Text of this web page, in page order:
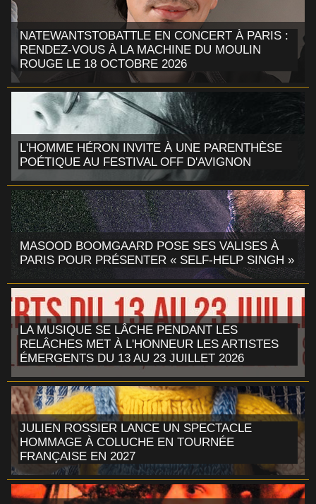
NATEWANTSTOBATTLE EN CONCERT À PARIS :
RENDEZ-VOUS À LA MACHINE DU MOULIN
ROUGE LE 18 OCTOBRE 2026
L'HOMME HÉRON INVITE À UNE PARENTHÈSE
POÉTIQUE AU FESTIVAL OFF D'AVIGNON
MASOOD BOOMGAARD POSE SES VALISES À
PARIS POUR PRÉSENTER « SELF-HELP SINGH »
LA MUSIQUE SE LÂCHE PENDANT LES
RELÂCHES MET À L'HONNEUR LES ARTISTES
ÉMERGENTS DU 13 AU 23 JUILLET 2026
JULIEN ROSSIER LANCE UN SPECTACLE
HOMMAGE À COLUCHE EN TOURNÉE
FRANÇAISE EN 2027